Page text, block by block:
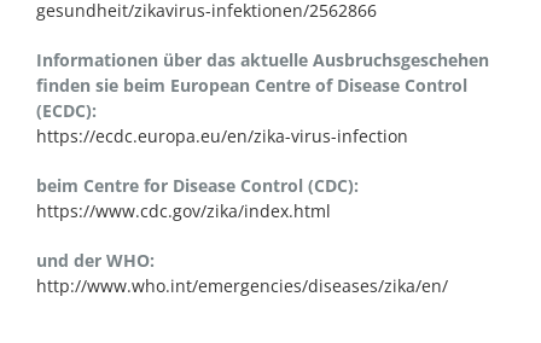
gesundheit/zikavirus-infektionen/2562866
Informationen über das aktuelle Ausbruchsgeschehen
finden sie beim European Centre of Disease Control
(ECDC):
https://ecdc.europa.eu/en/zika-virus-infection
beim Centre for Disease Control (CDC):
https://www.cdc.gov/zika/index.html
und der WHO:
http://www.who.int/emergencies/diseases/zika/en/